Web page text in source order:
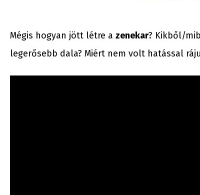
Mégis hogyan jött létre a zenekar? Kikből/
legerősebb dala? Miért nem volt hatással